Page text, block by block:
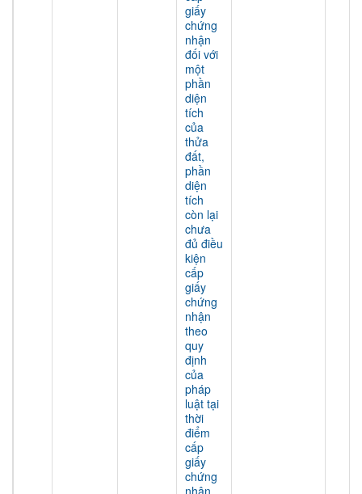
giấy
chứng
nhận
đối với
một
phần
diện
tích
của
thửa
đất,
phần
diện
tích
còn lại
chưa
đủ điều
kiện
cấp
giấy
chứng
nhận
theo
quy
định
của
pháp
luật tại
thời
điểm
cấp
giấy
chứng
nhận